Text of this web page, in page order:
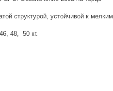
структурой, устойчивой к мелким
48, 50 кг.